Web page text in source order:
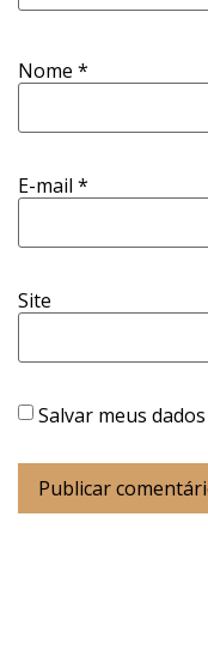
Nome *
E-mail *
Site
Salvar meus